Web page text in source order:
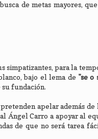
de metas mayores,
simpatizantes, para la
bajo el lema de "se o
su fundación.
apelar además de
Carro a apoyar al
de que no será tarea